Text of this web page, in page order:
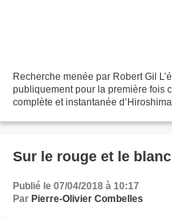
Recherche menée par Robert Gil
publiquement pour la première fois
complète et instantanée
Sur le rouge et le
Publié le 07/04/2018 à 10:17
Par Pierre-Olivier Combelles